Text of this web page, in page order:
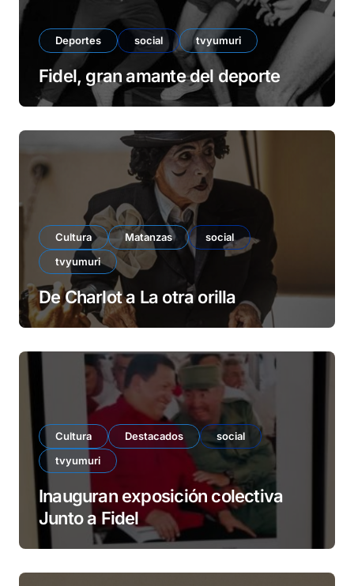
Deportes social tvyumuri
Fidel, gran amante del deporte
Cultura Matanzas
social
tvyumuri
De Charlot a La otra orilla
Cultura Destacados
social
tvyumuri
Inauguran exposición colectiva
Junto a Fidel